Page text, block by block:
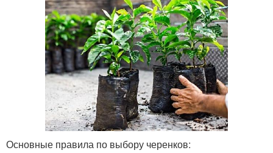
Основные правила по выбору черенков: